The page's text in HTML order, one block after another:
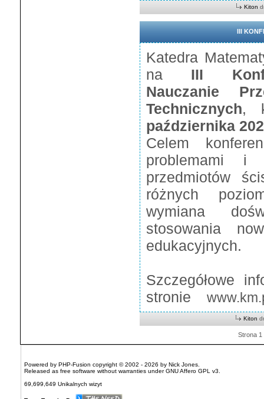
Kiton
III
Katedra
na III
Nauczanie
Technicznych,
października
Celem
problemami i
przedmiotów
różnych
wymiana
stosowania
edukacyjnych.
Szczegółowe
stronie
Kiton
Strona
Powered by PHP-Fusion copyright © 2002 - 2026 by Nick Jones.
Released as free software without warranties underGNU Affero GPL
v3.
69,699,649 Unikalnych wizyt